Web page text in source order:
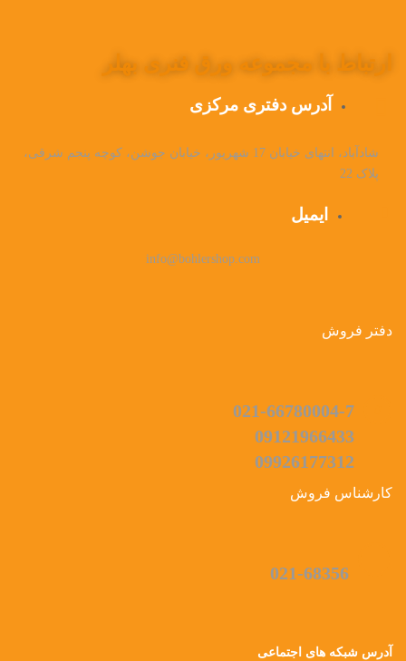
ارتباط با مجموعه ورق فنری بهلر
آدرس دفتری مرکزی
شادآباد، انتهای خیابان 17 شهریور، خیابان جوشن، کوچه پنجم شرقی،
پلاک 22
ایمیل
info@bohlershop.com
دفتر فروش
021-66780004-7
09121966433
09926177312
کارشناس فروش
021-68356
آدرس شبکه های اجتماعی